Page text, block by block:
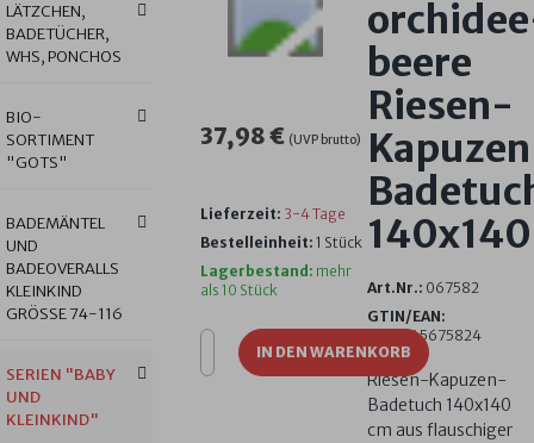
LÄTZCHEN,
BADETÜCHER,
WHS, PONCHOS
BIO-
SORTIMENT
"GOTS"
BADEMÄNTEL
UND
BADEOVERALLS
KLEINKIND
GRÖSSE 74-116
SERIEN "BABY
UND
KLEINKIND"
beere
Riesen-
140x140
Art.Nr.: 067582
GTIN/EAN:
4016245675824
Riesen-Kapuzen-
Badetuch 140x140
cm aus flauschiger
37,98 € (UVP brutto)
Lieferzeit: 3-4 Tage
Bestelleinheit: 1 Stück
Lagerbestand: mehr
als 10 Stück
IN DEN WARENKORB